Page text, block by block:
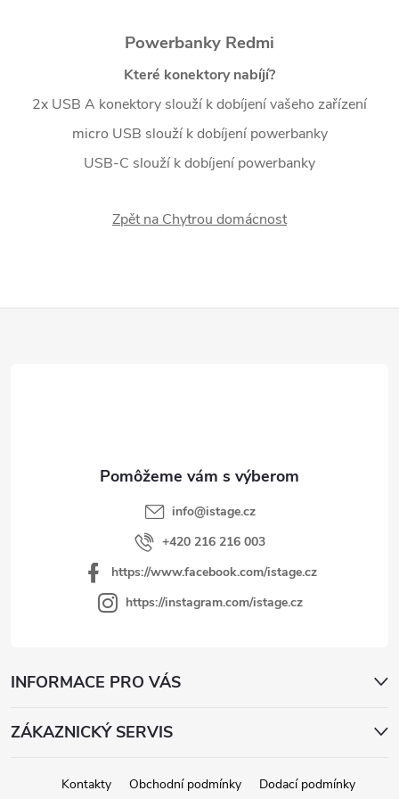
Powerbanky Redmi
Které konektory nabíjí?
2x USB A konektory slouží k dobíjení vašeho zařízení
micro USB slouží k dobíjení powerbanky
USB-C slouží k dobíjení powerbanky
Zpět na Chytrou domácnost
info@istage.cz
+420 216 216 003
https://www.facebook.com/istage.cz
https://instagram.com/istage.cz
INFORMACE PRO VÁS
ZÁKAZNICKÝ SERVIS
Kontakty Obchodní podmínky Dodací podmínky